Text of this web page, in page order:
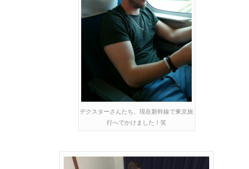
デクスターさんたち、現在新幹線で東京旅
行へでかけました！笑